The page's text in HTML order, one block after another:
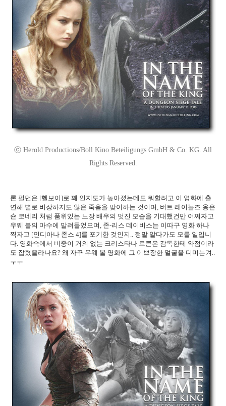
ⓒ Herold Productions/Boll Kino Beteiligungs GmbH & Co. KG. All
Rights Reserved.
론 펄먼은 [헬보이]로 꽤 인지도가 높아졌는데도 뭐할려고 이 영화에 출
연해 별로 비장하지도 않은 죽음을 맞이하는 것이며, 버트 레이놀즈 옹은
숀 코네리 처럼 품위있는 노장 배우의 멋진 모습을 기대했건만 어쩌자고
우웨 볼의 마수에 말려들었으며, 존-리스 데이비스는 이따구 영화 하나
찍자고 [인디아나 존스 4]를 포기한 것인지.. 정말 알다가도 모를 일입니
다. 영화속에서 비중이 거의 없는 크리스타나 로큰은 감독한테 약점이라
도 잡혔을라나요? 왜 자꾸 우웨 볼 영화에 그 이쁘장한 얼굴을 디미는겨..
ㅜㅜ